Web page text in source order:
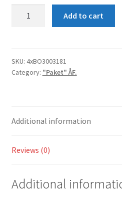
24.00kr.12.00kr.
Class,
Alaskan
Add to cart
SKU: 4xBO3003181
Category: "Paket" ÅF.
Additional information
Reviews (0)
Additional